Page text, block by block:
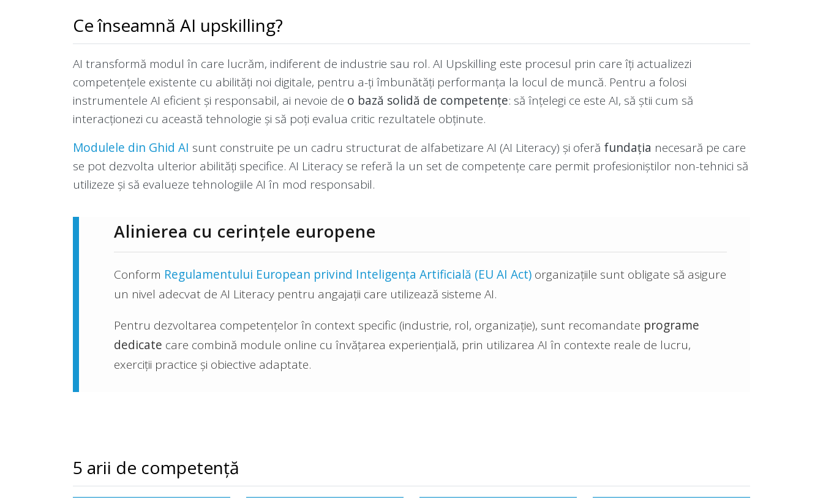
Ce înseamnă AI upskilling?
AI transformă modul în care lucrăm, indiferent de industrie sau rol. AI Upskilling este procesul prin care îți actualizezi
competențele existente cu abilități noi digitale, pentru a-ți îmbunătăți performanța la locul de muncă. Pentru a folosi
instrumentele AI eficient și responsabil, ai nevoie de o bază solidă de competențe: să înțelegi ce este AI, să știi cum să
interacționezi cu această tehnologie și să poți evalua critic rezultatele obținute.
Modulele din Ghid AI sunt construite pe un cadru structurat de alfabetizare AI (AI Literacy) și oferă fundația necesară pe care
se pot dezvolta ulterior abilități specifice. AI Literacy se referă la un set de competențe care permit profesioniștilor non-tehnici să
utilizeze și să evalueze tehnologiile AI în mod responsabil.
Alinierea cu cerințele europene
Conform Regulamentului European privind Inteligența Artificială (EU AI Act) organizațiile sunt obligate să asigure
un nivel adecvat de AI Literacy pentru angajații care utilizează sisteme AI.
Pentru dezvoltarea competențelor în context specific (industrie, rol, organizație), sunt recomandate programe
dedicate care combină module online cu învățarea experiențială, prin utilizarea AI în contexte reale de lucru,
exerciții practice și obiective adaptate.
5 arii de competență